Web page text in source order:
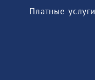
Платные услуги